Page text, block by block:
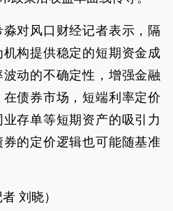
对风口财经记者表示，隔
构提供稳定的短期资金成
动的不确定性，增强金融
债券市场，短端利率定价
存单等短期资产的吸引力
的定价逻辑也可能随基准
刘晓）